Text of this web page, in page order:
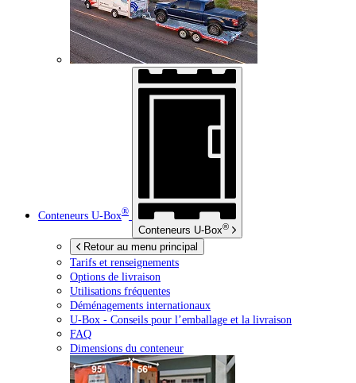
Conteneurs U-Box®
Conteneurs U-Box®
Retour au menu principal
Tarifs et renseignements
Options de livraison
Utilisations fréquentes
Déménagements internationaux
U-Box - Conseils pour l’emballage et la livraison
FAQ
Dimensions du conteneur